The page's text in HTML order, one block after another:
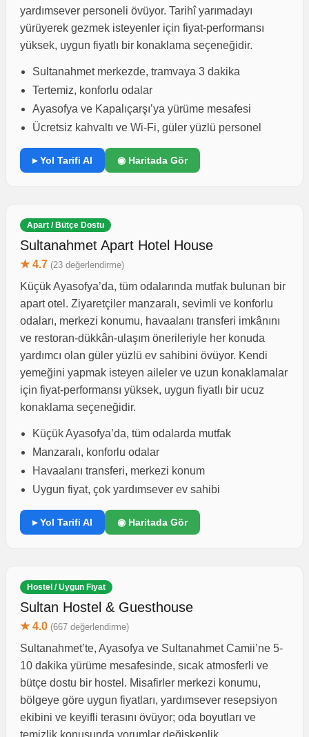
yardımsever personeli övüyor. Tarihî yarımadayı
yürüyerek gezmek isteyenler için fiyat-performansı
yüksek, uygun fiyatlı bir konaklama seçeneğidir.
Sultanahmet merkezde, tramvaya 3 dakika
Tertemiz, konforlu odalar
Ayasofya ve Kapalıçarşı’ya yürüme mesafesi
Ücretsiz kahvaltı ve Wi-Fi, güler yüzlü personel
▸ Yol Tarifi Al ◉ Haritada Gör
Apart / Bütçe Dostu
Sultanahmet Apart Hotel House
★ 4.7 (23 değerlendirme)
Küçük Ayasofya’da, tüm odalarında mutfak bulunan bir
apart otel. Ziyaretçiler manzaralı, sevimli ve konforlu
odaları, merkezi konumu, havaalanı transferi imkânını
ve restoran-dükkân-ulaşım önerileriyle her konuda
yardımcı olan güler yüzlü ev sahibini övüyor. Kendi
yemeğini yapmak isteyen aileler ve uzun konaklamalar
için fiyat-performansı yüksek, uygun fiyatlı bir ucuz
konaklama seçeneğidir.
Küçük Ayasofya’da, tüm odalarda mutfak
Manzaralı, konforlu odalar
Havaalanı transferi, merkezi konum
Uygun fiyat, çok yardımsever ev sahibi
▸ Yol Tarifi Al ◉ Haritada Gör
Hostel / Uygun Fiyat
Sultan Hostel & Guesthouse
★ 4.0 (667 değerlendirme)
Sultanahmet’te, Ayasofya ve Sultanahmet Camii’ne 5-
10 dakika yürüme mesafesinde, sıcak atmosferli ve
bütçe dostu bir hostel. Misafirler merkezi konumu,
bölgeye göre uygun fiyatları, yardımsever resepsiyon
ekibini ve keyifli terasını övüyor; oda boyutları ve
temizlik konusunda yorumlar değişkenlik